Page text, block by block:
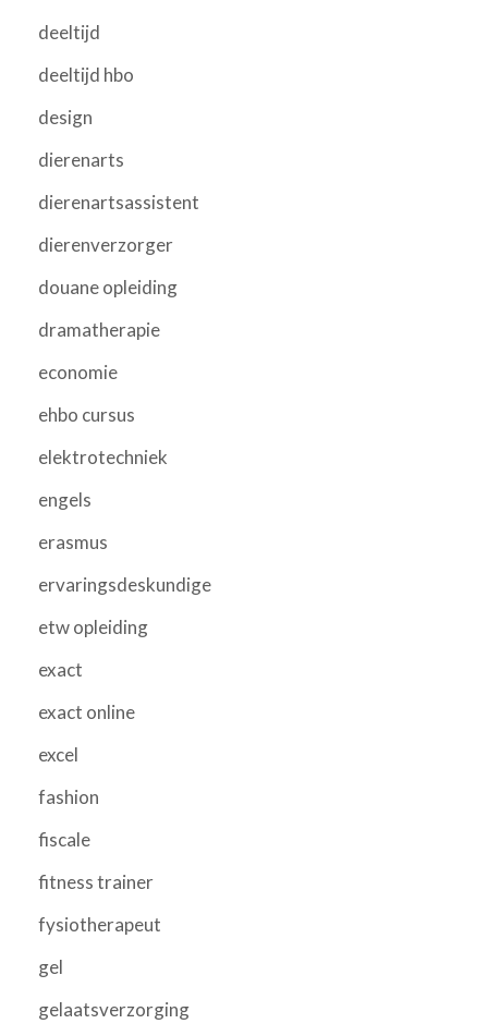
deeltijd
deeltijd hbo
design
dierenarts
dierenartsassistent
dierenverzorger
douane opleiding
dramatherapie
economie
ehbo cursus
elektrotechniek
engels
erasmus
ervaringsdeskundige
etw opleiding
exact
exact online
excel
fashion
fiscale
fitness trainer
fysiotherapeut
gel
gelaatsverzorging